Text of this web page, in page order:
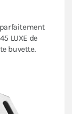
parfaitement
LUXE de
buvette.